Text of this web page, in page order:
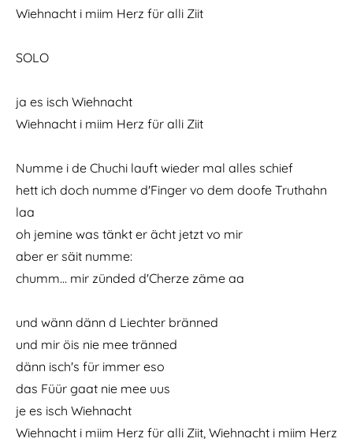
Wiehnacht i miim Herz für alli Ziit
SOLO
ja es isch Wiehnacht
Wiehnacht i miim Herz für alli Ziit
Numme i de Chuchi lauft wieder mal alles schief
hett ich doch numme d'Finger vo dem doofe Truthahn
laa
oh jemine was tänkt er ächt jetzt vo mir
aber er säit numme:
chumm… mir zünded d'Cherze zäme aa
und wänn dänn d Liechter bränned
und mir öis nie mee tränned
dänn isch's für immer eso
das Füür gaat nie mee uus
je es isch Wiehnacht
Wiehnacht i miim Herz für alli Ziit, Wiehnacht i miim Herz